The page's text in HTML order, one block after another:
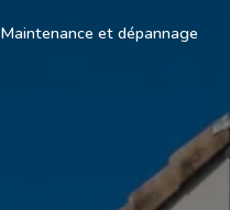
Maintenance et dépannage